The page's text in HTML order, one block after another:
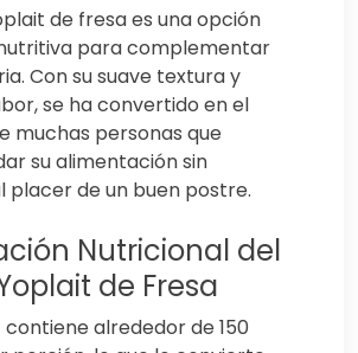
de fresa es una opción
para complementar
Con su suave textura y
se ha convertido en el
muchas personas que
su alimentación sin
placer de un buen postre.
Nutricional del
de Fresa
alrededor de 150